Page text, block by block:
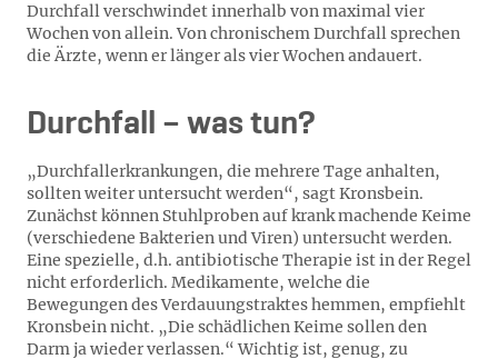
Durchfall verschwindet innerhalb von maximal vier
Wochen von allein. Von chronischem Durchfall sprechen
die Ärzte, wenn er länger als vier Wochen andauert.
Durchfall – was tun?
„Durchfallerkrankungen, die mehrere Tage anhalten,
sollten weiter untersucht werden“, sagt Kronsbein.
Zunächst können Stuhlproben auf krank machende Keime
(verschiedene Bakterien und Viren) untersucht werden.
Eine spezielle, d.h. antibiotische Therapie ist in der Regel
nicht erforderlich. Medikamente, welche die
Bewegungen des Verdauungstraktes hemmen, empfiehlt
Kronsbein nicht. „Die schädlichen Keime sollen den
Darm ja wieder verlassen.“ Wichtig ist, genug, zu